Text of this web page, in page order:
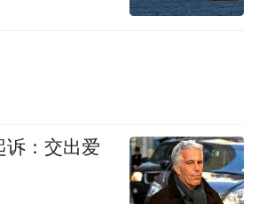
丽山东增底色、提成色，为
品内容(包括在内的视频、图片或音
媒体平台“大风号”用户上传并发
信息存储空间服务。
诉：交出爱